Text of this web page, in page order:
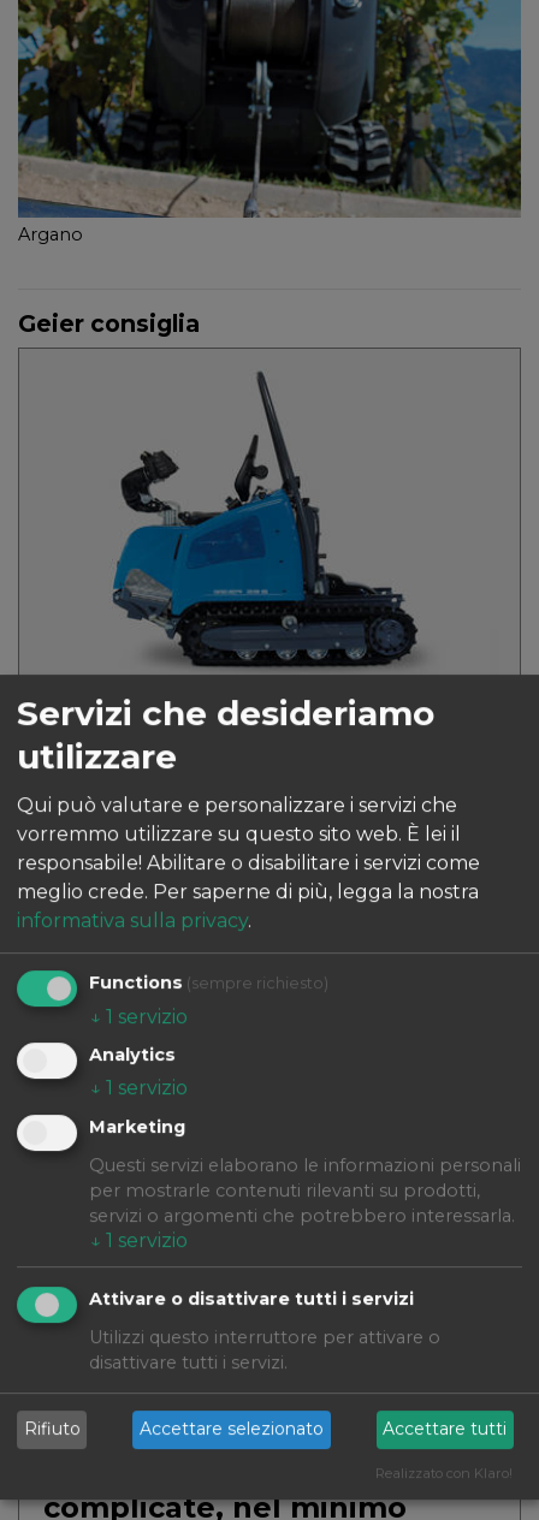
Argano
Geier consiglia
Serie 45
Piccolo, maneggevole,
efficiente.
La serie 45 è stata progettata appositamente
per colture a filari particolarmente stretti ed
ha nella costruzione estremamente compatta
e nel minimo…
SCOPRI DI PIÙ
Serie 40
complicate, nel minimo
Servizi che desideriamo
utilizzare
Qui può valutare e personalizzare i servizi che
vorremmo utilizzare su questo sito web. È lei il
responsabile! Abilitare o disabilitare i servizi come
meglio crede. Per saperne di più, legga la nostra
informativa sulla privacy.
Functions (sempre richiesto)
↓ 1 servizio
Analytics
↓ 1 servizio
Marketing
Questi servizi elaborano le informazioni personali
per mostrarle contenuti rilevanti su prodotti,
servizi o argomenti che potrebbero interessarla.
↓ 1 servizio
Attivare o disattivare tutti i servizi
Utilizzi questo interruttore per attivare o
disattivare tutti i servizi.
Rifiuto Accettare selezionato Accettare tutti
Realizzato con Klaro!